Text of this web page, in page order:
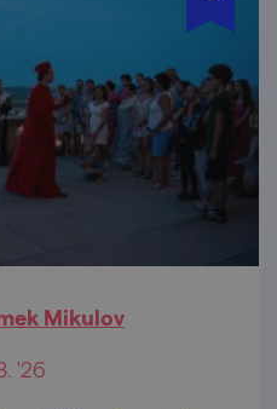
Mikulov
'26